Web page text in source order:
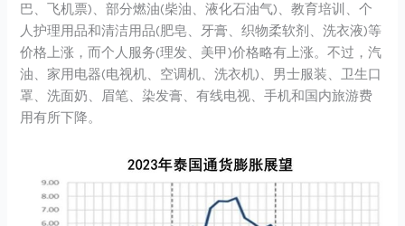
巴、飞机票)、部分燃油(柴油、液化石油气)、教育培训、个
人护理用品和清洁用品(肥皂、牙膏、织物柔软剂、洗衣液)等
价格上涨，而个人服务(理发、美甲)价格略有上涨。不过，汽
油、家用电器(电视机、空调机、洗衣机)、男士服装、卫生口
罩、洗面奶、眉笔、染发膏、有线电视、手机和国内旅游费
用有所下降。